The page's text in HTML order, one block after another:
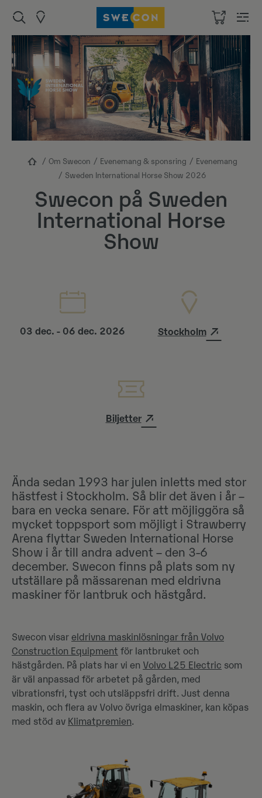
Om Swecon Evenemang & sponsring
Evenemang
Sweden International Horse Show 2026
Swecon på Sweden
International Horse
Show
03 dec. - 06 dec. 2026 Stockholm
Biljetter
Ända sedan 1993 har julen inletts med stor
hästfest i Stockholm. Så blir det även i år –
bara en vecka senare. För att möjliggöra så
mycket toppsport som möjligt i Strawberry
Arena flyttar Sweden International Horse
Show i år till andra advent – den 3-6
december. Swecon finns på plats som ny
utställare på mässarenan med eldrivna
maskiner för lantbruk och hästgård.
Swecon visar eldrivna maskinlösningar från Volvo
Construction Equipment för lantbruket och
hästgården. På plats har vi en Volvo L25 Electric som
är väl anpassad för arbetet på gården, med
vibrationsfri, tyst och utsläppsfri drift. Just denna
maskin, och flera av Volvo övriga elmaskiner, kan köpas
med stöd av Klimatpremien.